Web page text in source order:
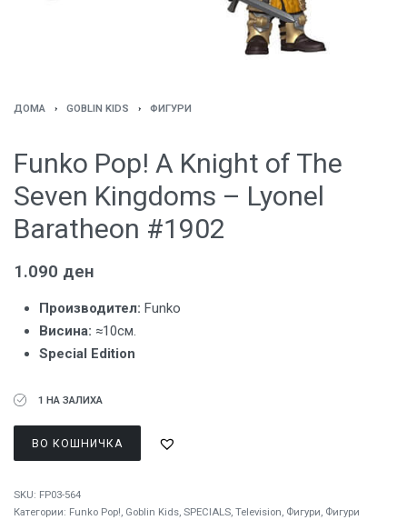
ДОМА › GOBLIN KIDS › ФИГУРИ
Funko Pop! A Knight of The
Seven Kingdoms – Lyonel
Baratheon #1902
1.090 ден
Производител: Funko
Висина: ≈10см.
Special Edition
1 НА ЗАЛИХА
ВО КОШНИЧКА
SKU: FP03-564
Категории: Funko Pop!, Goblin Kids, SPECIALS, Television, Фигури, Фигури